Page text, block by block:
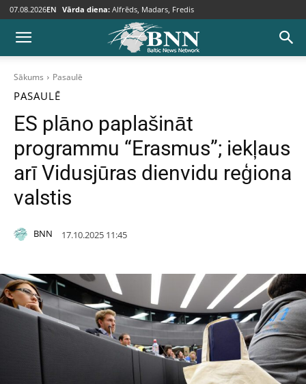
07.08.2026EN Vārda diena: Alfrēds, Madars, Fredis
Sākums Pasaulē
PASAULĒ
ES plāno paplašināt
programmu “Erasmus”; iekļaus
arī Vidusjūras dienvidu reģiona
valstis
BNN 17.10.2025 11:45